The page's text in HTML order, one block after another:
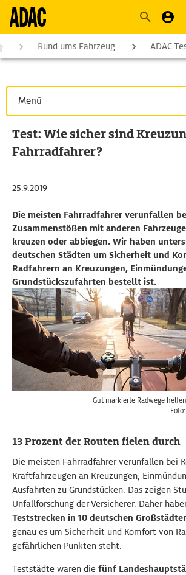
NavigationSuche
Rund ums Fahrzeug ADAC
Menü
Test: Wie sicher sind
Fahrradfahrer?
25.9.2019
Die meisten Fahrradfahrer verunfallen
Zusammenstößen mit anderen
kreuzen oder abbiegen. Wir haben
deutschen Städten um Sicherheit und
Radfahrern an Kreuzungen,
Grundstückszufahrten bestellt ist.
Gut markierte Radwege
13 Prozent der Routen fielen durch
Die meisten Fahrradfahrer verunfallen bei
Kraftfahrzeugen an Kreuzungen,
Ausfahrten zu Grundstücken. Das zeigen
Unfallforschung der Versicherer. Daher
Teststrecken in 10 deutschen
genau es um Sicherheit und Komfort von
gefährlichen Punkten steht.
Teststädte waren die fünf